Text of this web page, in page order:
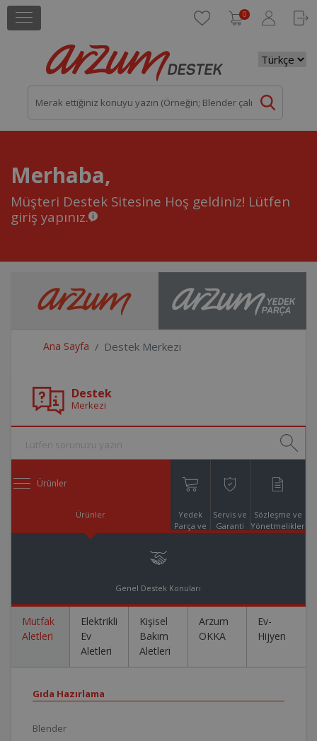
0
Merhaba,
Müşteri Destek Sitesine Hoş geldiniz! Lütfen
giriş yapınız.
Ana Sayfa Destek Merkezi
Destek
Merkezi
Ürünler
Ürünler
Yedek
Parça ve
Servis ve
Garanti
Sözleşme ve
Yönetmelikler
Genel Destek Konuları
Mutfak
Aletleri
Elektrikli
Ev
Aletleri
Kişisel
Bakım
Aletleri
Arzum
OKKA
Ev-
Hijyen
Gıda Hazırlama
Blender